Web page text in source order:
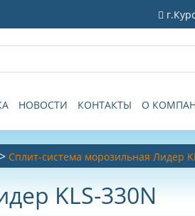
НОВОСТИ КОНТАКТЫ О
Сплит-система морозильная Лидер
KLS-330N